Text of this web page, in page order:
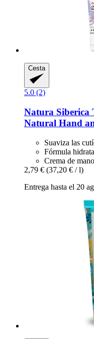
Cesta
5.0 (2)
Natura Siberica
Natural Hand
Suaviza las
Fórmula
Crema de
2,79 € (37,20 € / l)
Entrega hasta el 20